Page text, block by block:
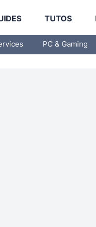
TUTOS
PC & Gaming